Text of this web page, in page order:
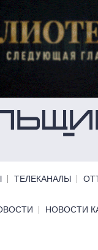
ТЕЛЕКАНАЛЫ
НОВОСТИ